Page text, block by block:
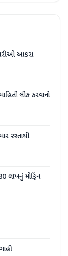
આકરા
લીક કરવાનો
રસ્તાથી
લાખનું મોર્ફિન